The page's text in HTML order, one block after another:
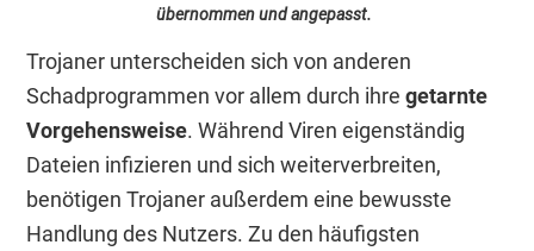
übernommen und angepasst.
Trojaner unterscheiden sich von anderen
Schadprogrammen vor allem durch ihre getarnte
Vorgehensweise. Während Viren eigenständig
Dateien infizieren und sich weiterverbreiten,
benötigen Trojaner außerdem eine bewusste
Handlung des Nutzers. Zu den häufigsten